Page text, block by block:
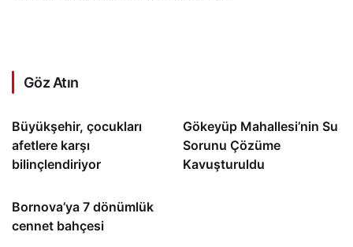
Göz Atın
Büyükşehir, çocukları
afetlere karşı
bilinçlendiriyor
Gökeyüp Mahallesi’nin Su
Sorunu Çözüme
Kavuşturuldu
Bornova’ya 7 dönümlük
cennet bahçesi